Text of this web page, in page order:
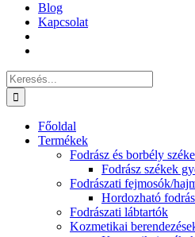
Blog
Kapcsolat
Keresés...
Főoldal
Termékek
Fodrász és borbély
Fodrász székek
Fodrászati fejmosók/
Hordozható
Fodrászati lábtartók
Kozmetikai